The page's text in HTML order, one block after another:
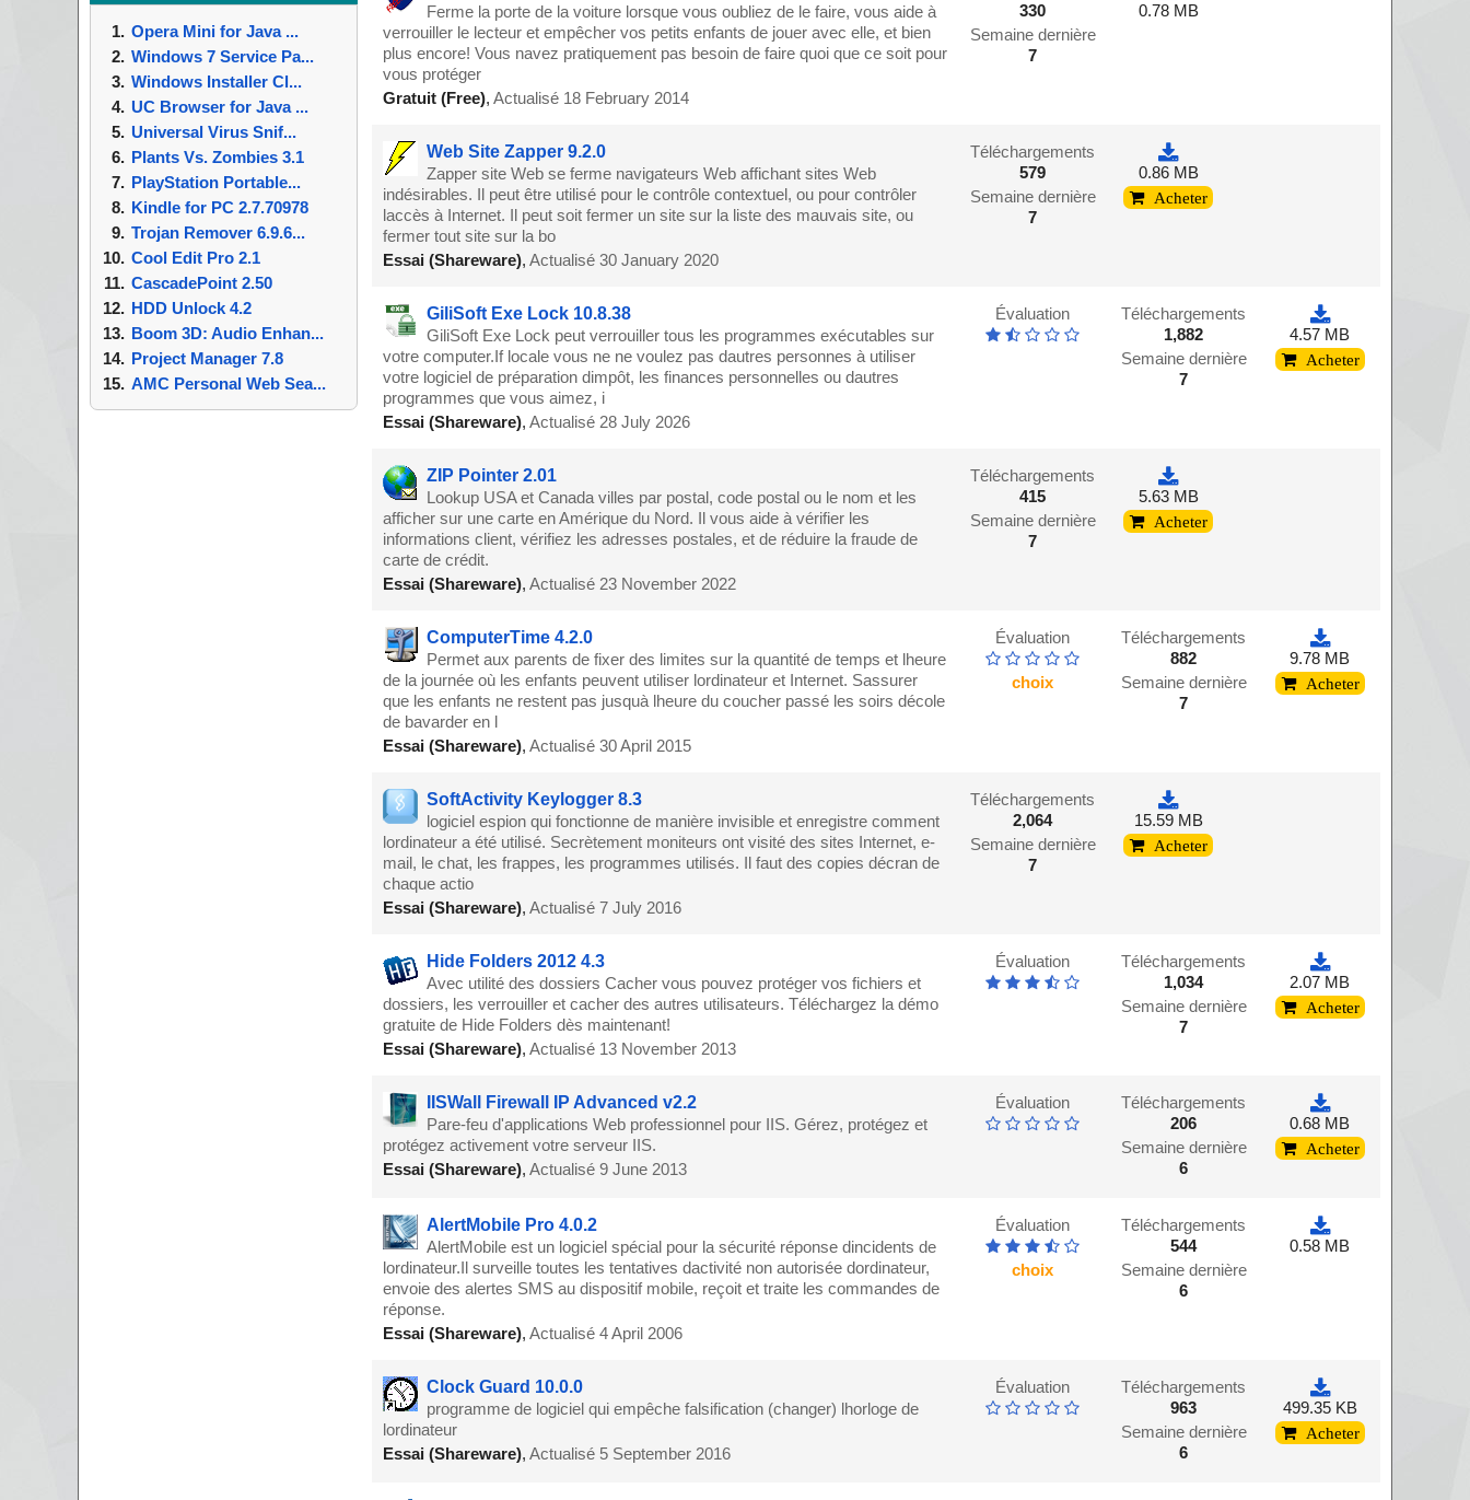
Opera Mini for Java ...
Windows 7 Service Pa...
Windows Installer Cl...
UC Browser for Java ...
Universal Virus Snif...
Plants Vs. Zombies 3.1
PlayStation Portable...
Kindle for PC 2.7.70978
Trojan Remover 6.9.6...
Cool Edit Pro 2.1
CascadePoint 2.50
HDD Unlock 4.2
Boom 3D: Audio Enhan...
Project Manager 7.8
AMC Personal Web Sea...
Ferme la porte de la voiture lorsque vous oubliez de le faire, vous aide à
verrouiller le lecteur et empêcher vos petits enfants de jouer avec elle, et bien
plus encore! Vous navez pratiquement pas besoin de faire quoi que ce soit pour
vous protéger
Gratuit (Free), Actualisé 18 February 2014
330
Semaine dernière
7
0.78 MB
Web Site Zapper 9.2.0
Zapper site Web se ferme navigateurs Web affichant sites Web
indésirables. Il peut être utilisé pour le contrôle contextuel, ou pour contrôler
laccès à Internet. Il peut soit fermer un site sur la liste des mauvais site, ou
fermer tout site sur la bo
Essai (Shareware), Actualisé 30 January 2020
Téléchargements
579
Semaine dernière
7
0.86 MB
Acheter
GiliSoft Exe Lock 10.8.38
GiliSoft Exe Lock peut verrouiller tous les programmes exécutables sur
votre computer.If locale vous ne ne voulez pas dautres personnes à utiliser
votre logiciel de préparation dimpôt, les finances personnelles ou dautres
programmes que vous aimez, i
Essai (Shareware), Actualisé 28 July 2026
Évaluation
Téléchargements
1,882
Semaine dernière
7
4.57 MB
Acheter
ZIP Pointer 2.01
Lookup USA et Canada villes par postal, code postal ou le nom et les
afficher sur une carte en Amérique du Nord. Il vous aide à vérifier les
informations client, vérifiez les adresses postales, et de réduire la fraude de
carte de crédit.
Essai (Shareware), Actualisé 23 November 2022
Téléchargements
415
Semaine dernière
7
5.63 MB
Acheter
ComputerTime 4.2.0
Permet aux parents de fixer des limites sur la quantité de temps et lheure
de la journée où les enfants peuvent utiliser lordinateur et Internet. Sassurer
que les enfants ne restent pas jusquà lheure du coucher passé les soirs décole
de bavarder en l
Essai (Shareware), Actualisé 30 April 2015
Évaluation
choix
Téléchargements
882
Semaine dernière
7
9.78 MB
Acheter
SoftActivity Keylogger 8.3
logiciel espion qui fonctionne de manière invisible et enregistre comment
lordinateur a été utilisé. Secrètement moniteurs ont visité des sites Internet, e-
mail, le chat, les frappes, les programmes utilisés. Il faut des copies décran de
chaque actio
Essai (Shareware), Actualisé 7 July 2016
Téléchargements
2,064
Semaine dernière
7
15.59 MB
Acheter
Hide Folders 2012 4.3
Avec utilité des dossiers Cacher vous pouvez protéger vos fichiers et
dossiers, les verrouiller et cacher des autres utilisateurs. Téléchargez la démo
gratuite de Hide Folders dès maintenant!
Essai (Shareware), Actualisé 13 November 2013
Évaluation
Téléchargements
1,034
Semaine dernière
7
2.07 MB
Acheter
IISWall Firewall IP Advanced v2.2
Pare-feu d'applications Web professionnel pour IIS. Gérez, protégez et
protégez activement votre serveur IIS.
Essai (Shareware), Actualisé 9 June 2013
Évaluation
Téléchargements
206
Semaine dernière
6
0.68 MB
Acheter
AlertMobile Pro 4.0.2
AlertMobile est un logiciel spécial pour la sécurité réponse dincidents de
lordinateur.Il surveille toutes les tentatives dactivité non autorisée dordinateur,
envoie des alertes SMS au dispositif mobile, reçoit et traite les commandes de
réponse.
Essai (Shareware), Actualisé 4 April 2006
Évaluation
choix
Téléchargements
544
Semaine dernière
6
0.58 MB
Clock Guard 10.0.0
programme de logiciel qui empêche falsification (changer) lhorloge de
lordinateur
Essai (Shareware), Actualisé 5 September 2016
Évaluation
Téléchargements
963
Semaine dernière
6
499.35 KB
Acheter